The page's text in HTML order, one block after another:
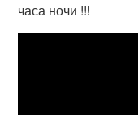
часа ночи !!!